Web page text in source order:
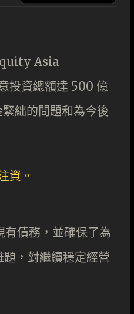
Asia
投資總額達 500 億
絀的問題和為今後
債務，並確保了為
，對繼續穩定經營